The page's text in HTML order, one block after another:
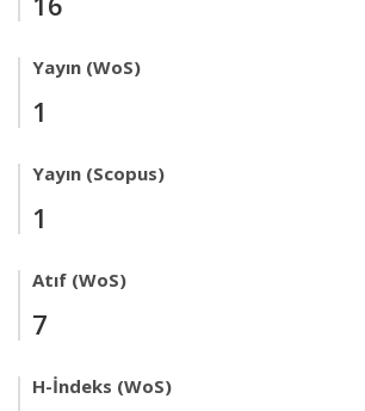
Yayın (WoS)
1
Yayın (Scopus)
1
Atıf (WoS)
7
H-İndeks (WoS)